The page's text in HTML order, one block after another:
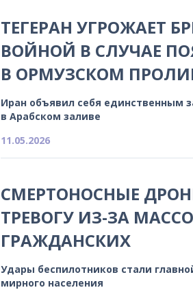
ТЕГЕРАН УГРОЖАЕТ
ВОЙНОЙ В СЛУЧАЕ
В ОРМУЗСКОМ
Иран объявил себя единственным
в Арабском заливе
11.05.2026
СМЕРТОНОСНЫЕ
ТРЕВОГУ ИЗ-ЗА
ГРАЖДАНСКИХ
Удары беспилотников стали
мирного населения